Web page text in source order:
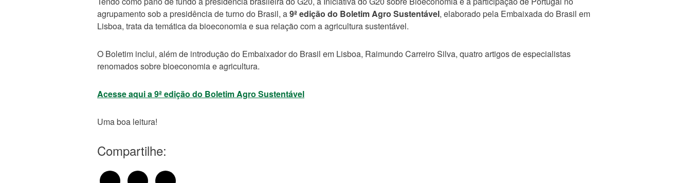
agrupamento sob a presidência de turno do Brasil, a9ª edição do Boletim Agro Sustentável, elaborado pela Embaixada do Brasil em
Lisboa, trata da temática da bioeconomia e sua relação com a agricultura sustentável.
O Boletim inclui, além de introdução do Embaixador do Brasil em Lisboa, Raimundo Carreiro Silva, quatro artigos de especialistas
renomados sobre bioeconomia e agricultura.
Acesse aqui a 9ª edição do Boletim Agro Sustentável
Uma boa leitura!
Compartilhe: